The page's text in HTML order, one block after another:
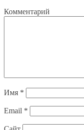
Имя *
Email *